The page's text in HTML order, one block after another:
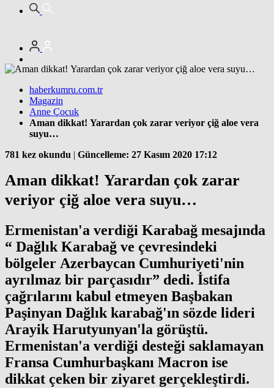
haberkumru.com.tr
Magazin
Anne Çocuk
Aman dikkat! Yarardan çok zarar veriyor çiğ aloe vera
suyu…
781 kez okundu | Güncelleme: 27 Kasım 2020 17:12
Aman dikkat! Yarardan çok zarar
veriyor çiğ aloe vera suyu…
Ermenistan'a verdiği Karabağ mesajında
“ Dağlık Karabağ ve çevresindeki
bölgeler Azerbaycan Cumhuriyeti'nin
ayrılmaz bir parçasıdır” dedi. İstifa
çağrılarını kabul etmeyen Başbakan
Paşinyan Dağlık karabağ'ın sözde lideri
Arayik Harutyunyan'la görüştü.
Ermenistan'a verdiği desteği saklamayan
Fransa Cumhurbaşkanı Macron ise
dikkat çeken bir ziyaret gerçekleştirdi.